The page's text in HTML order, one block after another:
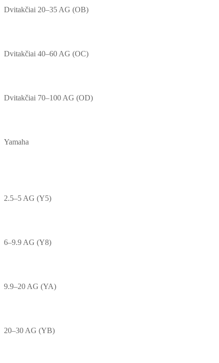
Dvitakčiai 20–35 AG (OB)
Dvitakčiai 40–60 AG (OC)
Dvitakčiai 70–100 AG (OD)
Yamaha
2.5–5 AG (Y5)
6–9.9 AG (Y8)
9.9–20 AG (YA)
20–30 AG (YB)